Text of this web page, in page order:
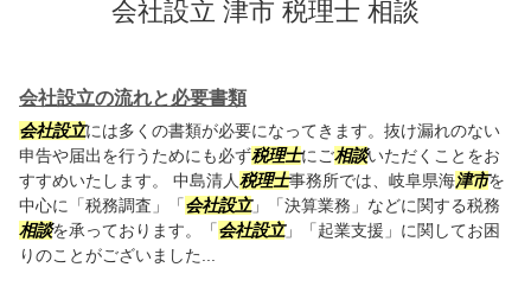
会社設立 津市 税理士 相談
会社設立の流れと必要書類
会社設立には多くの書類が必要になってきます。抜け漏れのない
申告や届出を行うためにも必ず税理士にご相談いただくことをお
すすめいたします。 中島清人税理士事務所では、岐阜県海津市を
中心に「税務調査」「会社設立」「決算業務」などに関する税務
相談を承っております。「会社設立」「起業支援」に関してお困
りのことがございました...